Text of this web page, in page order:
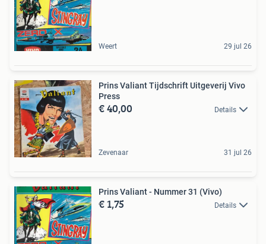
Weert 29 jul 26
Prins Valiant Tijdschrift Uitgeverij Vivo
Press
€ 40,00 Details
Zevenaar 31 jul 26
Prins Valiant - Nummer 31 (Vivo)
€ 1,75 Details